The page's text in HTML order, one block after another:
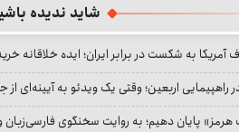
شاید ندیده
آمریکا به شکست در برابر ایران؛ ایده خلاقانه
اربعین؛ وقتی یک ویدئو به آیینه‌ای
پایان دهیم؛ به روایت سخنگوی فارسی‌زبان